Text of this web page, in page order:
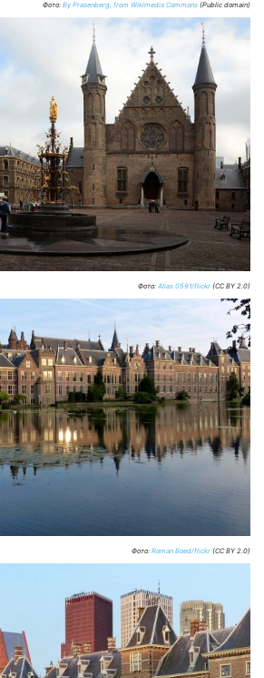
Фото: By Prasenberg, from Wikimedia Commons (Public domain)
Фото: Alias 0591/flickr (CC BY 2.0)
Фото: Roman Boed/flickr (CC BY 2.0)